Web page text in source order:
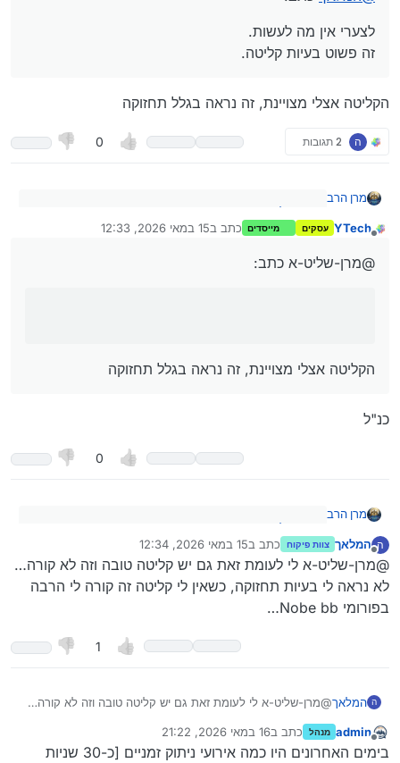
לצערי אין מה לעשות.
זה פשוט בעיות קליטה.
הקליטה אצלי מצויינת, זה נראה בגלל תחזוקה
ה 2 תגובות 0
מרן הרב
המלאך
זה פשוט בעיות קליטה.
YTech עסקים מייסדים כתב ב15 במאי 2026, 12:33
נערך לאחרונה על ידי
@מרן-שליט-א כתב:
הקליטה אצלי מצויינת, זה נראה בגלל תחזוקה
כנ"ל
0
מרן הרב
המלאך
לצערי אין מה לעשות.
הקליטה אצלי מצויינת, זה נראה בגלל תחזוקה
ה
מנותק
המלאך צוות פיקוח כתב ב15 במאי 2026, 12:34
נערך לאחרונה על ידי
@מרן-שליט-א לי לעומת זאת גם יש קליטה טובה וזה לא קורה…
לא נראה לי בעיות תחזוקה, כשאין לי קליטה זה קורה לי הרבה
בפורומי Nobe bb…
1
ה המלאך@מרן-שליט-א לי לעומת זאת גם יש קליטה טובה וזה לא קורה…
בפורומי Nobe bb… admin מנהל כתב ב16 במאי 2026, 21:22
נערך לאחרונה על ידי
בימים האחרונים היו כמה אירועי ניתוק זמניים [כ-30 שניות